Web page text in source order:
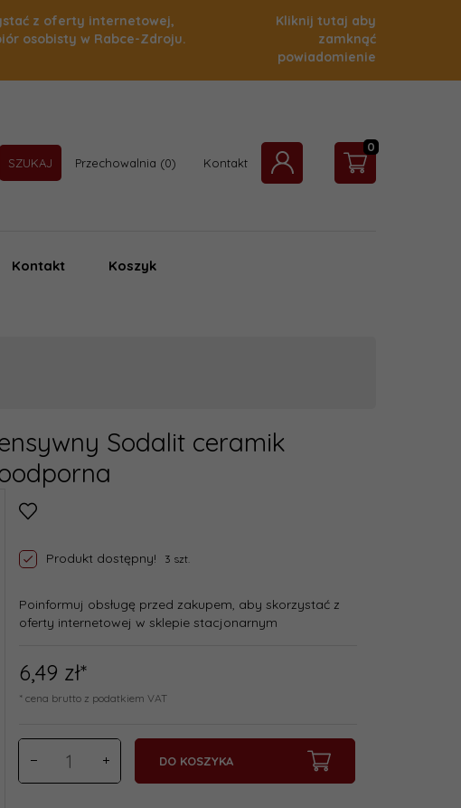
z oferty internetowej,
osobisty w Rabce-Zdroju.
Kliknij tutaj aby
zamknąć
powiadomienie
SZUKAJ Przechowalnia Kontakt
0
Kontakt Koszyk
Sodalit ceramik
Produkt dostępny! 3 szt.
Poinformuj obsługę przed zakupem, aby skorzystać z
oferty internetowej w sklepie stacjonarnym
6,49 zł*
* cena brutto z podatkiem VAT
DO KOSZYKA